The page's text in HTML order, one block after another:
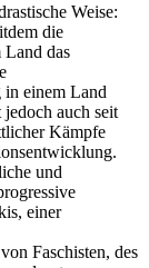
Weise:
die
das
einem Land
auch seit
Kämpfe
und
einer
Faschisten, des